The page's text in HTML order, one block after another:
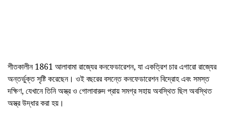
শীতকালীন 1861 আলাবামা রাজ্যের কনফেডারেশন, যা একত্রিশ চার এগারো রাজ্যের
অন্তর্ভুক্ত সৃষ্টি করেছেন। ওই বছরের বসন্তে কনফেডারেশন বিদ্রোহ এবং সমস্ত
দক্ষিণ, যেখানে তিনি অস্ত্র ও গোলাবারুদ প্রায় সমগ্র সহায় অবস্থিত ছিল অবস্থিত
অস্ত্র উদ্ধার করা হয়।